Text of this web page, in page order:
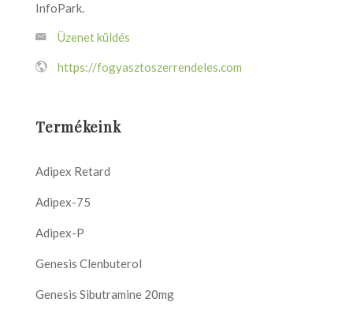
InfoPark.
Üzenet küldés
https://fogyasztoszerrendeles.com
Termékeink
Adipex Retard
Adipex-75
Adipex-P
Genesis Clenbuterol
Genesis Sibutramine 20mg